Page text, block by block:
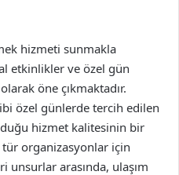
hizmeti sunmakla
etkinlikler ve özel gün
öne çıkmaktadır.
özel günlerde tercih edilen
hizmet kalitesinin bir
organizasyonlar için
unsurlar arasında, ulaşım